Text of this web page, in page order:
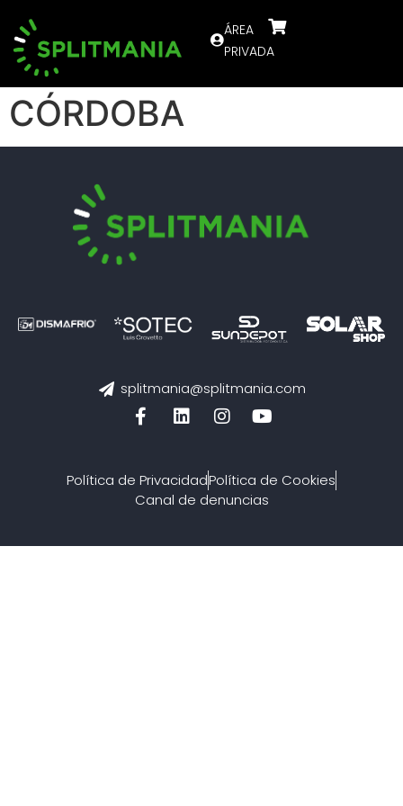
ÁREA
PRIVADA
CÓRDOBA
splitmania@splitmania.com
Política de PrivacidadPolítica de Cookies
Canal de denuncias